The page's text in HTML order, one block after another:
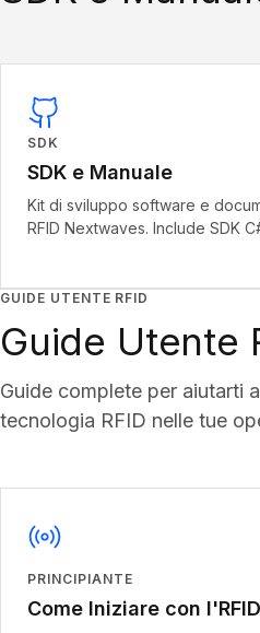
SDK
SDK e Manuale
Kit di sviluppo software e
RFID Nextwaves. Include SDK
GUIDE UTENTE RFID
Guide Utente
Guide complete per aiutarti
tecnologia RFID nelle tue
PRINCIPIANTE
Come Iniziare con l'RFID